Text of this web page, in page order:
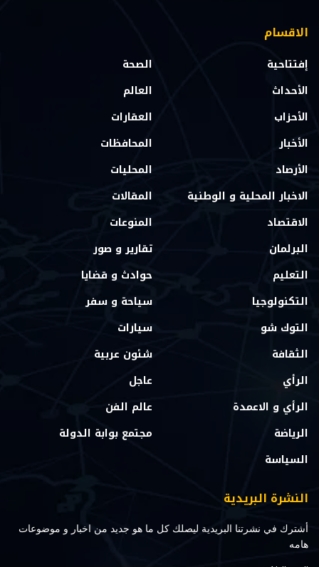
الاقسام
إفتتاحية
الأحداث
الأحزاب
الأخبار
الأرصاد
الاخبار المحلية و الوطنية
الاقتصاد
البرلمان
التعليم
التكنولوجيا
التوك شو
الثقافة
الرأي
الرأي و الاعمدة
الرياضة
السياسة
الصحة
العالم
العقارات
المحافظات
المحليات
المقالات
المنوعات
تقارير و صور
حوادث و قضايا
سياحة و سفر
سيارات
شئون عربية
عاجل
عالم الفن
مجتمع بوابة الدولة
النشرة البريدية
أشترك في نشرتنا البريدية ليصلك كل ما هو جديد من اخبار و موضوعات
هامه